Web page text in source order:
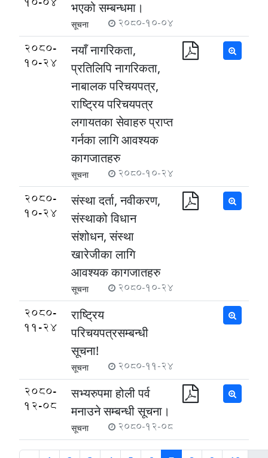
भएको सम्बन्धमा।
सूचना 2080-10-04
2080-
10-24
नयाँ नागरिकता,
प्रतिलिपि नागरिकता,
नाबालक परिचयपत्र,
राष्ट्रिय परिचयपत्र
लगायतका सेवाहरु प्राप्त
गर्नका लागि आवश्यक
कागजातहरु
सूचना 2080-10-24
2080-
10-24
संस्था दर्ता, नवीकरण,
संस्थाको विधान
संशोधन, संस्था
खारेजीका लागि
आवश्यक कागजातहरु
सूचना 2080-10-24
2080-
11-24
राष्ट्रिय
परिचयपत्रसम्बन्धी
सूचना!
सूचना 2080-11-24
2080-
12-08
सभ्यरुपमा होली पर्व
मनाउने सम्बन्धी सूचना।
सूचना 2080-12-08